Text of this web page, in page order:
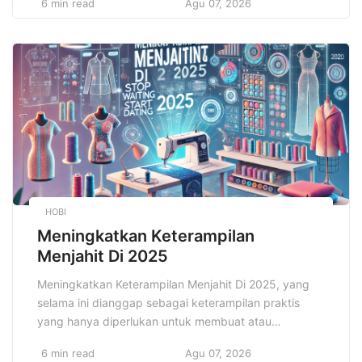
peran sosial, dan berbagai faktor eksternal lainnya
sehingga mengganggu kesejahteraan mental banyak
orang. Stres, kecemasan, depresi, dan gangguan
tidur adalah masalah yang banyak dihadapi oleh
masyarakat […]
6 min read Agu 07, 2026
HOBI
Meningkatkan Keterampilan
Menjahit Di 2025
Meningkatkan Keterampilan Menjahit Di 2025, yang
selama ini dianggap sebagai keterampilan praktis
yang hanya diperlukan untuk membuat atau
kemampuan yang jauh lebih bernilai di dunia modern.
6 min read Agu 07, 2026